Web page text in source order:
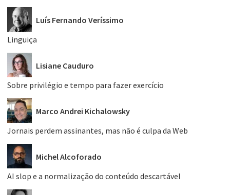
Luís Fernando Veríssimo
Linguiça
Lisiane Cauduro
Sobre privilégio e tempo para fazer exercício
Marco Andrei Kichalowsky
Jornais perdem assinantes, mas não é culpa da Web
Michel Alcoforado
AI slop e a normalização do conteúdo descartável